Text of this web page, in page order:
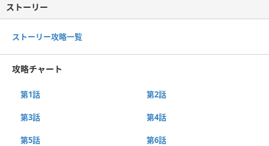
ストーリー
ストーリー攻略一覧
攻略チャート
第1話 第2話
第3話 第4話
第5話 第6話